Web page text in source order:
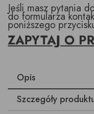
Jeśli masz pytania
do formularza
poniższego
ZAPYTAJ O
Opis
Szczegóły